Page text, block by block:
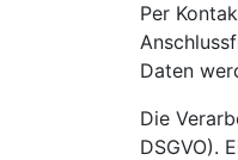
Per
Daten
Die
DSGVO).